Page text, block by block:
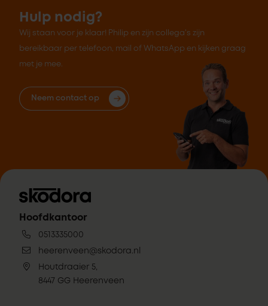
Hulp nodig?
Wij staan voor je klaar! Philip en zijn collega's zijn
bereikbaar per telefoon, mail of WhatsApp en kijken graag
met je mee.
Neem contact op
Hoofdkantoor
0513335000
heerenveen@skodora.nl
Houtdraaier 5,
8447 GG Heerenveen